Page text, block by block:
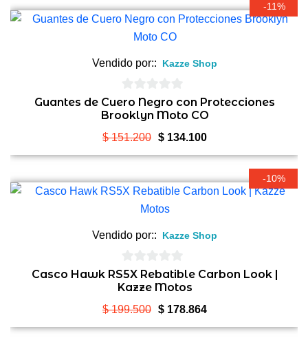
-11%
Vendido por:: Kazze Shop
0
de
5
Guantes de Cuero Negro con Protecciones
Brooklyn Moto CO
$151.200 El
precio
era:
$ 151.200.
$ 134.100El
precio
es:
-10%
Vendido por:: Kazze Shop
0
de
5
Casco Hawk RS5X Rebatible Carbon Look |
Kazze Motos
$199.500 El
precio
$ 178.864El
precio